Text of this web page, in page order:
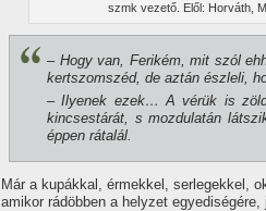
szmk vezető. Elől: Horváth,
– Hogy van, Ferikém, mit szól
kertszomszéd, de aztán észleli,
– Ilyenek ezek… A vérük is
kincsestárát, s mozdulatán
éppen rátalál.
Már a kupákkal, érmekkel, ser­legekkel,
amikor rá­döbben a helyzet